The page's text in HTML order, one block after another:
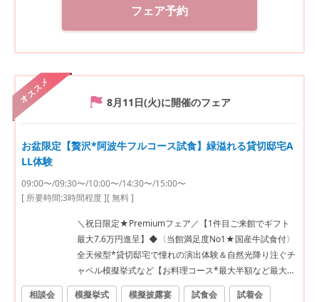
フェア予約
オススメ 8月11日(火)に開催のフェア
お盆限定【贅沢*阿波牛フルコース試食】緑溢れる貸切邸宅A
LL体験
09:00〜/09:30〜/10:00〜/14:30〜/15:00〜
[ 所要時間:3時間程度][ 無料 ]
＼祝日限定★Premiumフェア／【1件目ご来館でギフト
最大7.6万円進呈】◆〈当館満足度No1★国産牛試食付〉
全天候型*貸切邸宅で憧れの演出体験＆自然光降り注ぐチ
ャペル模擬挙式など【お料理コース*最大半額など最大12
0万円優待】
相談会 模擬挙式 模擬披露宴 試食会
試着会